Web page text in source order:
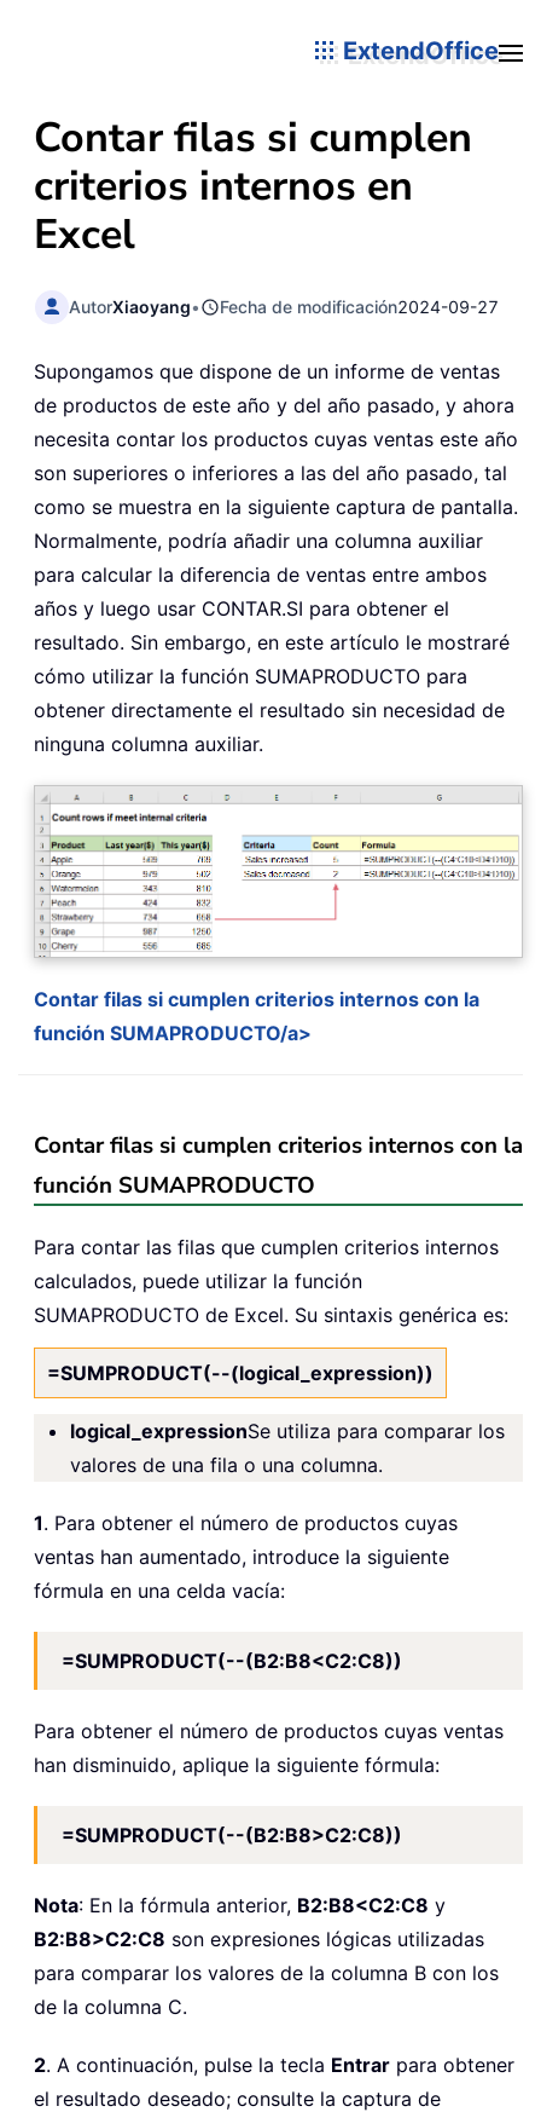
ExtendOffice
Contar filas si cumplen
criterios internos en
Excel
AutorXiaoyang• Fecha de modificación2024-09-27
Supongamos que dispone de un informe de ventas
de productos de este año y del año pasado, y ahora
necesita contar los productos cuyas ventas este año
son superiores o inferiores a las del año pasado, tal
como se muestra en la siguiente captura de pantalla.
Normalmente, podría añadir una columna auxiliar
para calcular la diferencia de ventas entre ambos
años y luego usar CONTAR.SI para obtener el
resultado. Sin embargo, en este artículo le mostraré
cómo utilizar la función SUMAPRODUCTO para
obtener directamente el resultado sin necesidad de
ninguna columna auxiliar.
Contar filas si cumplen criterios internos con la
función SUMAPRODUCTO/a>
Contar filas si cumplen criterios internos con la
función SUMAPRODUCTO
Para contar las filas que cumplen criterios internos
calculados, puede utilizar la función
SUMAPRODUCTO de Excel. Su sintaxis genérica es:
=SUMPRODUCT(--(logical_expression))
logical_expressionSe utiliza para comparar los
valores de una fila o una columna.
1. Para obtener el número de productos cuyas
ventas han aumentado, introduce la siguiente
fórmula en una celda vacía:
=SUMPRODUCT(--(B2:B8<C2:C8))
Para obtener el número de productos cuyas ventas
han disminuido, aplique la siguiente fórmula:
=SUMPRODUCT(--(B2:B8>C2:C8))
Nota: En la fórmula anterior, B2:B8<C2:C8 y
B2:B8>C2:C8 son expresiones lógicas utilizadas
para comparar los valores de la columna B con los
de la columna C.
2. A continuación, pulse la tecla Entrar para obtener
el resultado deseado; consulte la captura de